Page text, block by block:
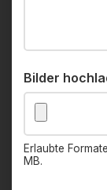
Bilder
Erlaubte
MB.